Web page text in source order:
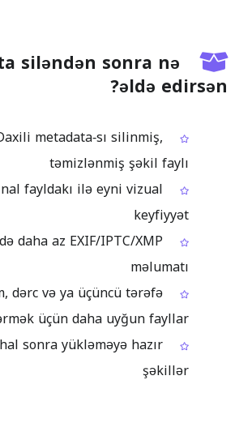
siləndən sonra nə
əldə edirsən?
metadata‑sı silinmiş,
təmizlənmiş şəkil faylı
fayldakı ilə eyni vizual
keyfiyyət
daha az EXIF/IPTC/XMP
məlumatı
dərc və ya üçüncü tərəfə
üçün daha uyğun fayllar
sonra yükləməyə hazır
şəkillər